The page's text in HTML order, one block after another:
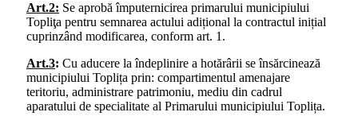
Art.2: Se aprobă împuternicirea primarului municipiului
Topliţa pentru semnarea actului adițional la contractul inițial
cuprinzând modificarea, conform art. 1.
Art.3: Cu aducere la îndeplinire a hotărârii se însărcinează
municipiului Toplița prin: compartimentul amenajare
teritoriu, administrare patrimoniu, mediu din cadrul
aparatului de specialitate al Primarului municipiului Toplița.